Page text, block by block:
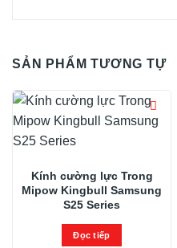
SẢN PHẨM TƯƠNG TỰ
Kính cường lực Trong
Mipow Kingbull Samsung
S25 Series
Đọc tiếp